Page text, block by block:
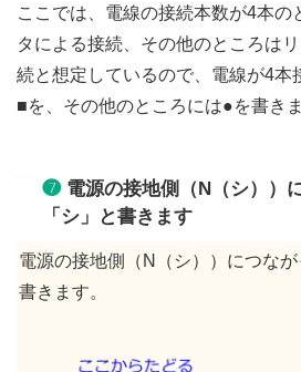
ここでは、電線の接続本数が4本の
タによる接続、その他のところは
続と想定しているので、電線が4本
■を、その他のところには●を書きま
❼電源の接地側（N（シ））
「シ」と書きます
電源の接地側（N（シ））につな
書きます。